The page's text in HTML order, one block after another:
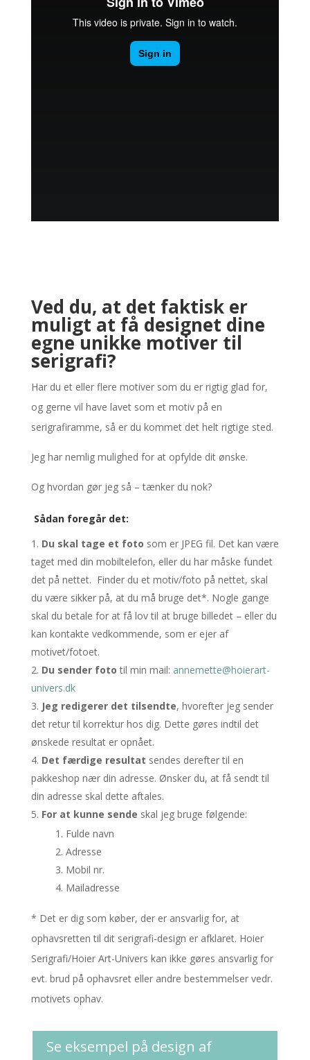
Ved du, at det faktisk er
muligt at få designet dine
egne unikke motiver til
serigrafi?
Har du et eller flere motiver som du er rigtig glad for,
og gerne vil have lavet som et motiv på en
serigrafiramme, så er du kommet det helt rigtige sted.
Jeg har nemlig mulighed for at opfylde dit ønske.
Og hvordan gør jeg så – tænker du nok?
Sådan foregår det:
Du skal tage et foto som er JPEG fil. Det kan være
taget med din mobiltelefon, eller du har måske fundet
det på nettet. Finder du et motiv/foto på nettet, skal
du være sikker på, at du må bruge det*. Nogle gange
skal du betale for at få lov til at bruge billedet – eller du
kan kontakte vedkommende, som er ejer af
motivet/fotoet.
Du sender foto til min mail: annemette@hoierart-
univers.dk
Jeg redigerer det tilsendte, hvorefter jeg sender
det retur til korrektur hos dig. Dette gøres indtil det
ønskede resultat er opnået.
Det færdige resultat sendes derefter til en
pakkeshop nær din adresse. Ønsker du, at få sendt til
din adresse skal dette aftales.
For at kunne sende skal jeg bruge følgende:
Fulde navn
Adresse
Mobil nr.
Mailadresse
* Det er dig som køber, der er ansvarlig for, at
ophavsretten til dit serigrafi-design er afklaret. Hoier
Serigrafi/Hoier Art-Univers kan ikke gøres ansvarlig for
evt. brud på ophavsret eller andre bestemmelser vedr.
motivets ophav.
Se eksempel på design af